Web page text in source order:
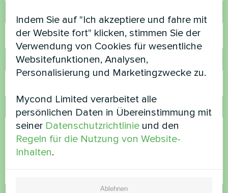
Rufnummer
E-Mail
Kommentar
Indem Sie auf "Ich akzeptiere und fahre mit
der Website fort" klicken, stimmen Sie der
Verwendung von Cookies für wesentliche
Websitefunktionen, Analysen,
Personalisierung und Marketingzwecke zu.
Mycond Limited verarbeitet alle
persönlichen Daten in Übereinstimmung mit
seiner Datenschutzrichtlinie und den
Regeln für die Nutzung von Website-
Inhalten.
Ablehnen